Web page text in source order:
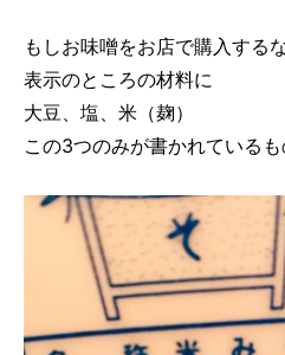
もしお味噌をお店で購入する
表示のところの材料に
大豆、塩、米（麹）
この3つのみが書かれているも